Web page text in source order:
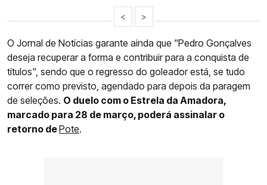
< >
O Jornal de Notícias garante ainda que "Pedro Gonçalves
deseja recuperar a forma e contribuir para a conquista de
títulos", sendo que o regresso do goleador está, se tudo
correr como previsto, agendado para depois da paragem
de seleções. O duelo com o Estrela da Amadora,
marcado para 28 de março, poderá assinalar o
retorno dePote.